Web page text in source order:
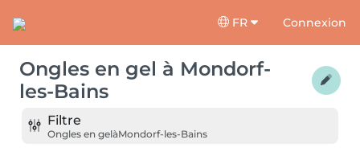
FR Connexion
Ongles en gel à Mondorf-
les-Bains
Filtre
Ongles en gelàMondorf-les-Bains